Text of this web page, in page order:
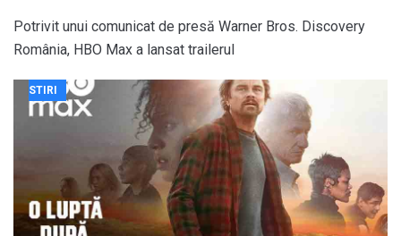
Potrivit unui comunicat de presă Warner Bros. Discovery
România, HBO Max a lansat trailerul
STIRI